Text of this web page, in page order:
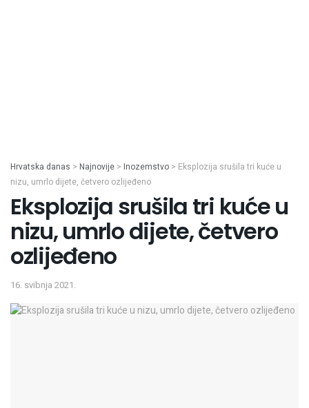
Hrvatska danas > Najnovije > Inozemstvo > Eksplozija srušila tri kuće u
nizu, umrlo dijete, četvero ozlijeđeno
Eksplozija srušila tri kuće u
nizu, umrlo dijete, četvero
ozlijeđeno
16. svibnja 2021.